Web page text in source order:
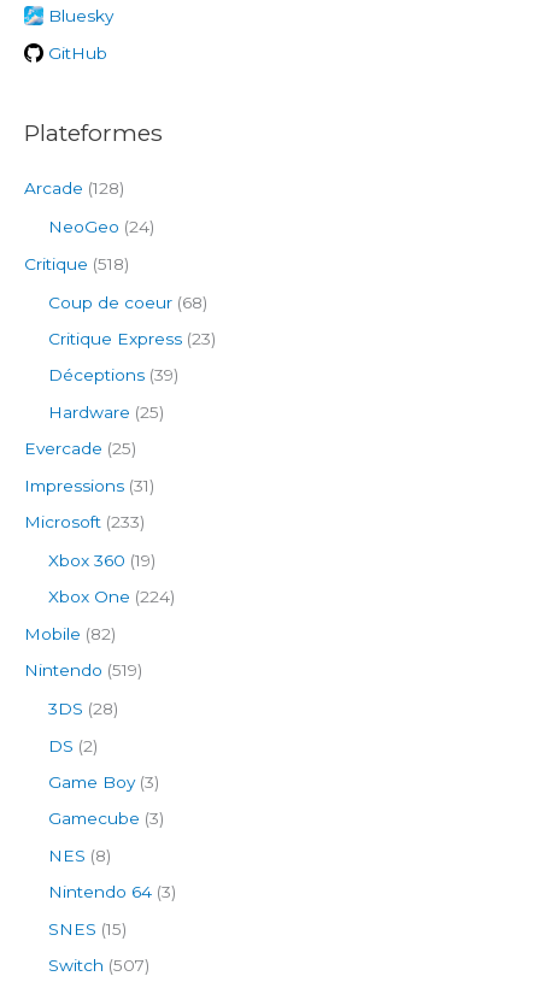
e
r
Bluesky
GitHub
Plateformes
Arcade (128)
NeoGeo (24)
Critique (518)
Coup de coeur (68)
Critique Express (23)
Déceptions (39)
Hardware (25)
Evercade (25)
Impressions (31)
Microsoft (233)
Xbox 360 (19)
Xbox One (224)
Mobile (82)
Nintendo (519)
3DS (28)
DS (2)
Game Boy(3)
Gamecube (3)
NES (8)
Nintendo 64 (3)
SNES (15)
Switch (507)